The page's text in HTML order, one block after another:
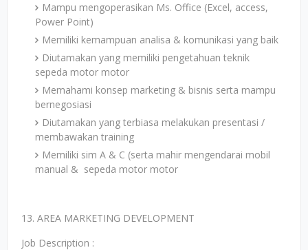
Mampu mengoperasikan Ms. Office (Excel, access,
Power Point)
Memiliki kemampuan analisa & komunikasi yang baik
Diutamakan yang memiliki pengetahuan teknik
sepeda motor motor
Memahami konsep marketing & bisnis serta mampu
bernegosiasi
Diutamakan yang terbiasa melakukan presentasi /
membawakan training
Memiliki sim A & C (serta mahir mengendarai mobil
manual & sepeda motor motor
13. AREA MARKETING DEVELOPMENT
Job Description :